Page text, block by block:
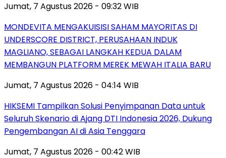
Jumat, 7 Agustus 2026 - 09:32 WIB
MONDEVITA MENGAKUISISI SAHAM MAYORITAS DI
UNDERSCORE DISTRICT, PERUSAHAAN INDUK
MAGLIANO, SEBAGAI LANGKAH KEDUA DALAM
MEMBANGUN PLATFORM MEREK MEWAH ITALIA BARU
Jumat, 7 Agustus 2026 - 04:14 WIB
HIKSEMI Tampilkan Solusi Penyimpanan Data untuk
Seluruh Skenario di Ajang DTI Indonesia 2026, Dukung
Pengembangan AI di Asia Tenggara
Jumat, 7 Agustus 2026 - 00:42 WIB